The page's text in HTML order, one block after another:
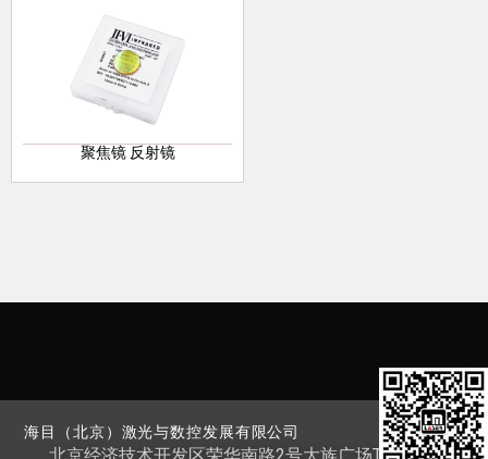
聚焦镜 反射镜
海目（北京）激光与数控发展有限公司
北京经济技术开发区荣华南路2号大族广场T1栋